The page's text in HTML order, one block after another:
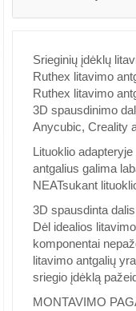
Srieginių įdėklų
Ruthex litavimo
Ruthex litavimo
3D spausdinimo
Anycubic, Creality
Lituoklio
antgalius galima
NEATsukant
3D spausdinta
Dėl idealios
komponentai
litavimo antgalių
sriegio įdėklą
MONTAVIMO